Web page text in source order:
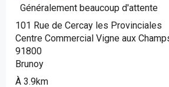
Généralement beaucoup d'attente
101 Rue de Cercay les Provinciales
Centre Commercial Vigne aux
91800
Brunoy
À 3.9km